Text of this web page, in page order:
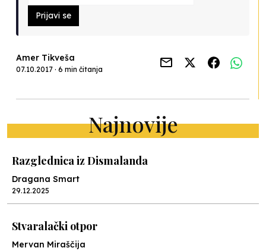
Prijavi se
Amer Tikveša
07.10.2017 · 6 min čitanja
Najnovije
Razglednica iz Dismalanda
Dragana Smart
29.12.2025
Stvaralački otpor
Mervan Miraščija